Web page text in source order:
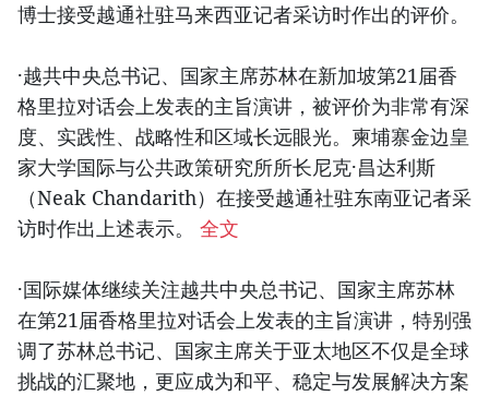
博士接受越通社驻马来西亚记者采访时作出的评价。
·越共中央总书记、国家主席苏林在新加坡第21届香
格里拉对话会上发表的主旨演讲，被评价为非常有深
度、实践性、战略性和区域长远眼光。柬埔寨金边皇
家大学国际与公共政策研究所所长尼克·昌达利斯
（Neak Chandarith）在接受越通社驻东南亚记者采
访时作出上述表示。 全文
·国际媒体继续关注越共中央总书记、国家主席苏林
在第21届香格里拉对话会上发表的主旨演讲，特别强
调了苏林总书记、国家主席关于亚太地区不仅是全球
挑战的汇聚地，更应成为和平、稳定与发展解决方案